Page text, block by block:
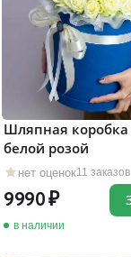
нет оценок11 заказов
Шляпная коробка
белой розой
9990
в наличии